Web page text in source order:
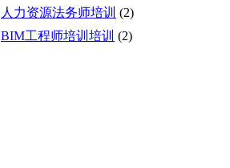
人力资源法务师培训 (2)
BIM工程师培训培训 (2)